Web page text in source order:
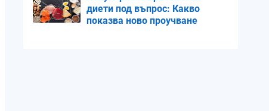
диети под въпрос: Какво
показва ново проучване